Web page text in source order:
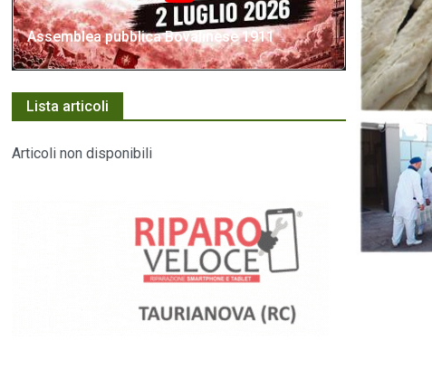
Assemblea pubblica Bovalinese 1911
Lista articoli
Articoli non disponibili